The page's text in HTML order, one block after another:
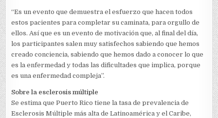
“Es un evento que demuestra el esfuerzo que hacen todos
estos pacientes para completar su caminata, para orgullo de
ellos. Así que es un evento de motivación que, al final del día,
los participantes salen muy satisfechos sabiendo que hemos
creado conciencia, sabiendo que hemos dado a conocer lo que
es la enfermedad y todas las dificultades que implica, porque
es una enfermedad compleja”.
Sobre la esclerosis múltiple
Se estima que Puerto Rico tiene la tasa de prevalencia de
Esclerosis Múltiple más alta de Latinoamérica y el Caribe,